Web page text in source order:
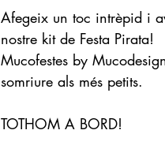
Afegeix un toc intrèpid i
nostre kit de Festa Pirata!
Mucofestes by
somriure als més petits.
TOTHOM A BORD!